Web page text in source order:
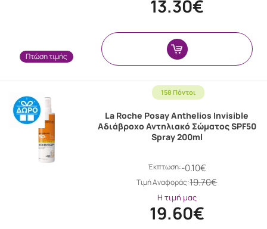
Πτώση τιμής
13.30€
158 Πόντοι
La Roche Posay Anthelios Invisible
Αδιάβροχο Αντηλιακό Σώματος SPF50
Spray 200ml
Έκπτωση:-0.10€
Tιμή Αναφοράς:19.70€
Η τιμή μας
19.60€